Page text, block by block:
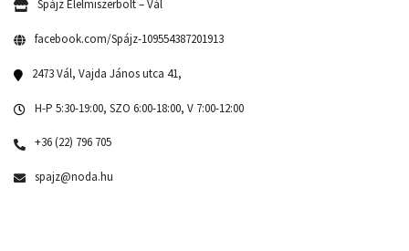
Spájz Élelmiszerbolt – Vál
facebook.com/Spájz-109554387201913
2473 Vál, Vajda János utca 41,
H-P 5:30-19:00, SZO 6:00-18:00, V 7:00-12:00
+36 (22) 796 705
spajz@noda.hu